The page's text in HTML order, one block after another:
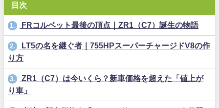
目次
1. FRコルベット最後の頂点｜ZR1（C7）誕生の物語
2.
LT5の名を継ぐ者｜755HPスーパーチャージドV8の作
り方
3.
ZR1（C7）は今いくら？新車価格を超えた「値上が
り車」